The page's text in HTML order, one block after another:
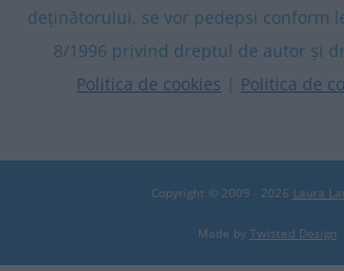
deținătorului, se vor pedepsi conform
8/1996 privind dreptul de autor și
Politica de cookies | Politica de
Copyright © 2009 - 2026 Laura
Made by Twisted Design